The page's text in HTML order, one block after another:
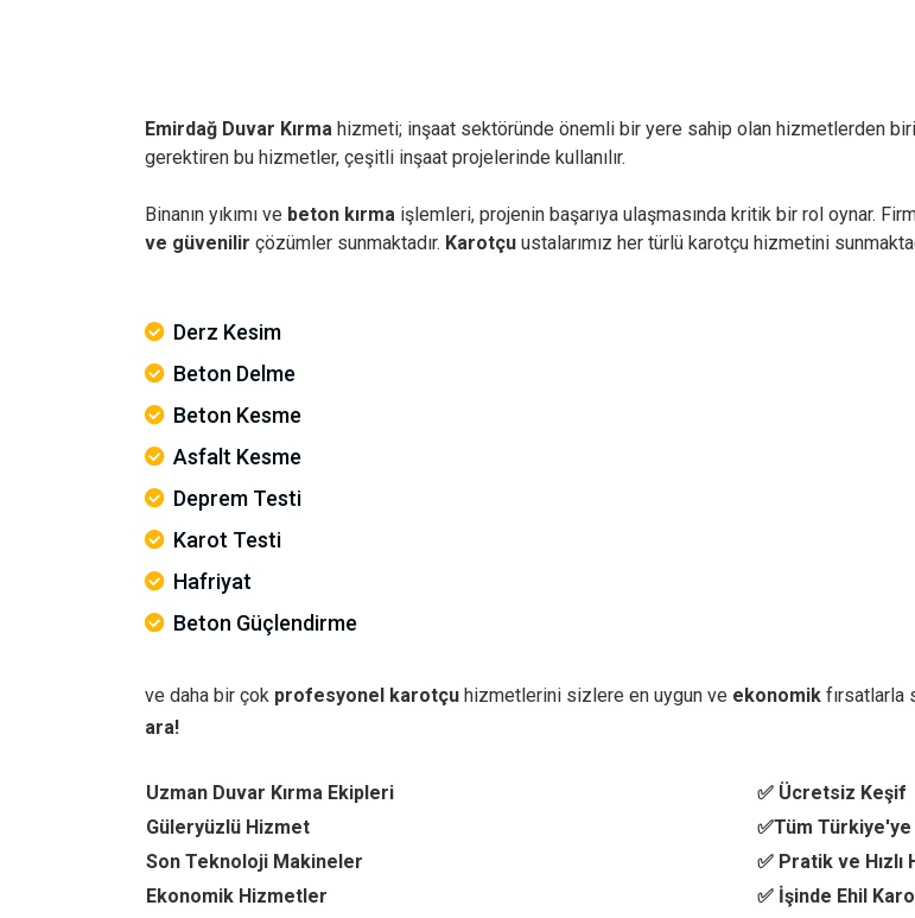
Emirdağ Duvar Kırma hizmeti; inşaat sektöründe önemli bir yere sahip olan hizmetlerden
gerektiren bu hizmetler, çeşitli inşaat projelerinde kullanılır.
Binanın yıkımı ve beton kırma işlemleri, projenin başarıya ulaşmasında kritik bir rol oynar.
ve güvenilir çözümler sunmaktadır. Karotçu ustalarımız her türlü karotçu hizmetini
Derz Kesim
Beton Delme
Beton Kesme
Asfalt Kesme
Deprem Testi
Karot Testi
Hafriyat
Beton Güçlendirme
ve daha bir çok profesyonel karotçu hizmetlerini sizlere en uygun ve ekonomik fırsatlarla
ara!
Uzman Duvar Kırma Ekipleri
✅ Ücretsiz Keşif
Güleryüzlü Hizmet
✅Tüm
Son Teknoloji Makineler
✅ Pratik ve
Ekonomik Hizmetler
✅ İşinde Ehil